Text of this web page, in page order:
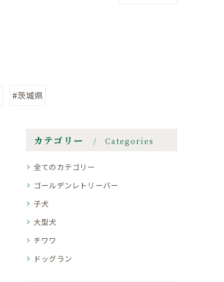
#茨城県
カテゴリー Categories
全てのカテゴリー
ゴールデンレトリーバー
子犬
大型犬
チワワ
ドッグラン